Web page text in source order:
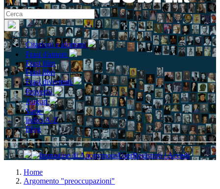
Citazioni e aforismi
Frasi d'amore
Frasi film
Frasi libri
Frasi divertenti
Proverbi
Auguri
Varie
Indici A-Z
Blog
Registrati / Accedi
Home
Argomento "preoccupazioni"